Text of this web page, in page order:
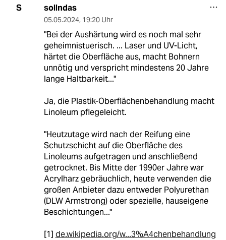
S sollndas
05.05.2024, 19:20 Uhr
"Bei der Aushärtung wird es noch mal sehr
geheimnistuerisch. ... Laser und UV-Licht,
härtet die Oberfläche aus, macht Bohnern
unnötig und verspricht mindestens 20 Jahre
lange Haltbarkeit..."
Ja, die Plastik-Oberflächenbehandlung macht
Linoleum pflegeleicht.
"Heutzutage wird nach der Reifung eine
Schutzschicht auf die Oberfläche des
Linoleums aufgetragen und anschließend
getrocknet. Bis Mitte der 1990er Jahre war
Acrylharz gebräuchlich, heute verwenden die
großen Anbieter dazu entweder Polyurethan
(DLW Armstrong) oder spezielle, hauseigene
Beschichtungen..."
[1] de.wikipedia.org/w...3%A4chenbehandlung